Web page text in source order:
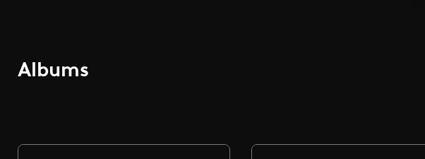
Albums